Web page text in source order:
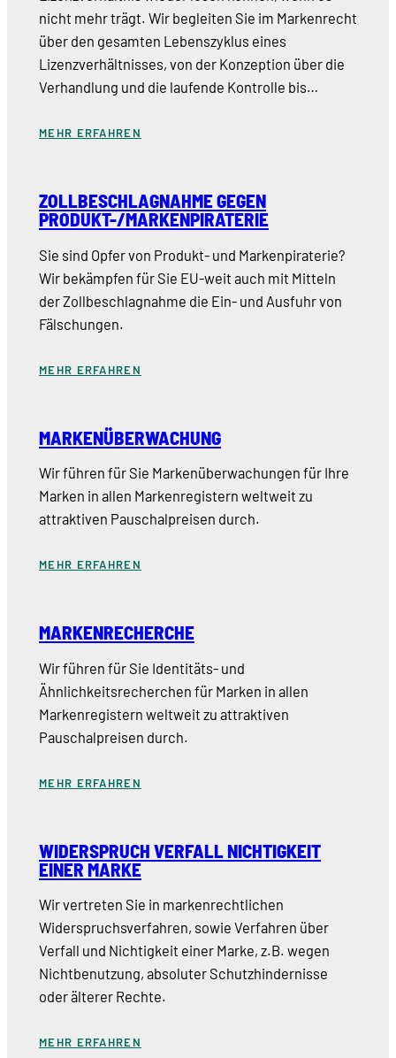
nicht mehr trägt. Wir begleiten Sie im Markenrecht
über den gesamten Lebenszyklus eines
Lizenzverhältnisses, von der Konzeption über die
Verhandlung und die laufende Kontrolle bis…
MEHR ERFAHREN
ZOLLBESCHLAGNAHME GEGEN
PRODUKT-/MARKENPIRATERIE
Sie sind Opfer von Produkt- und Markenpiraterie?
Wir bekämpfen für Sie EU-weit auch mit Mitteln
der Zollbeschlagnahme die Ein- und Ausfuhr von
Fälschungen.
MEHR ERFAHREN
MARKENÜBERWACHUNG
Wir führen für Sie Markenüberwachungen für Ihre
Marken in allen Markenregistern weltweit zu
attraktiven Pauschalpreisen durch.
MEHR ERFAHREN
MARKENRECHERCHE
Wir führen für Sie Identitäts- und
Ähnlichkeitsrecherchen für Marken in allen
Markenregistern weltweit zu attraktiven
Pauschalpreisen durch.
MEHR ERFAHREN
WIDERSPRUCH VERFALL NICHTIGKEIT
EINER MARKE
Wir vertreten Sie in markenrechtlichen
Widerspruchsverfahren, sowie Verfahren über
Verfall und Nichtigkeit einer Marke, z.B. wegen
Nichtbenutzung, absoluter Schutzhindernisse
oder älterer Rechte.
MEHR ERFAHREN